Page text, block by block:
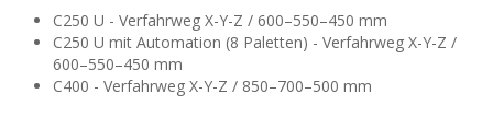
C250 U - Verfahrweg X-Y-Z / 600–550–450 mm
C250 U mit Automation (8 Paletten) - Verfahrweg X-Y-Z /
600–550–450 mm
C400 - Verfahrweg X-Y-Z / 850–700–500 mm